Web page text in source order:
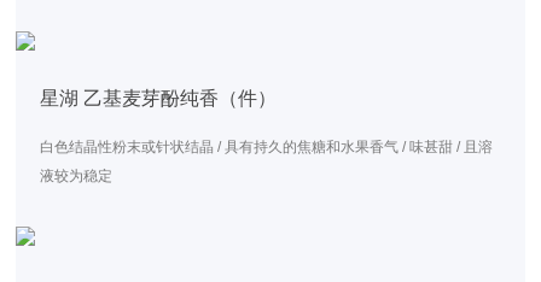
星湖 乙基麦芽酚纯香（件）
白色结晶性粉末或针状结晶 / 具有持久的焦糖和水果香气 / 味甚甜 / 且溶
液较为稳定